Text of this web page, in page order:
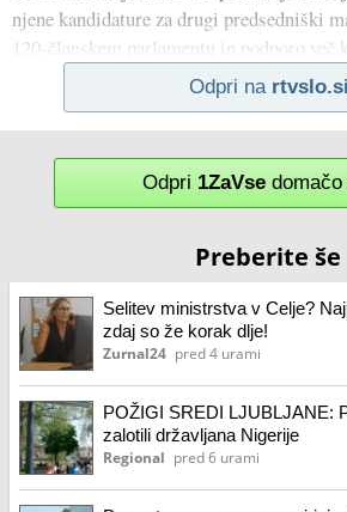
njene kandidature za drugi predsedniški
120-članskem parlamentu in podporo več
Odpri na rtvslo.si
Odpri 1ZaVse
Preberite še
Selitev ministrstva v Celje?
zdaj so že korak dlje!
Zurnal24 pred 4 urami
POŽIGI SREDI LJUBLJANE:
zalotili državljana Nigerije
Regional pred 6 urami